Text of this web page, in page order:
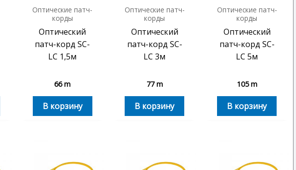
Оптические патч-
корды
Оптический
патч-корд SC-
LC 1,5м
66m
В корзину
Оптические патч-
корды
Оптический
патч-корд SC-
LC 3м
77m
В корзину
Оптические патч-
корды
Оптический
патч-корд SC-
LC 5м
105m
В корзину